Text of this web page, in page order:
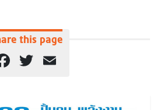
this page
Facebook
Twitter